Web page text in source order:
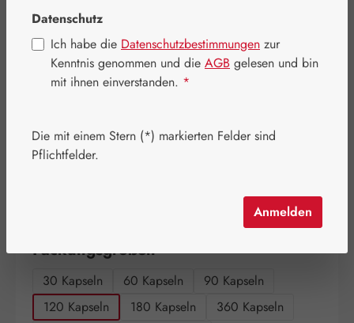
Regulärer Preis:
49,20 € (20% gespart)
Inhalt: 0.033 Kilogramm (1.192,73 € / 1 Kilogramm)
Preise inkl. MwSt. zzgl. Versandkosten
Packungsgrößenauswählen
30 Kapseln 60 Kapseln
90 Kapseln
120 Kapseln
180 Kapseln
360 Kapseln
Datenschutz
Ich habe die Datenschutzbestimmungen zur
Kenntnis genommen und die AGB gelesen und bin
mit ihnen einverstanden. *
Die mit einem Stern (*) markierten Felder sind
Pflichtfelder.
Anmelden